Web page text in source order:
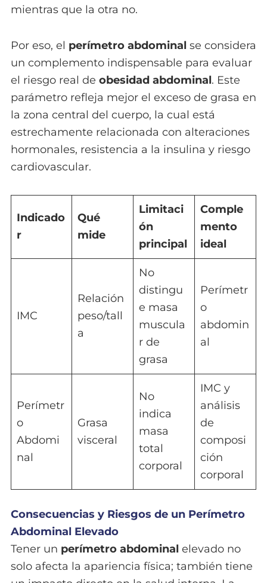
mientras que la otra no.
Por eso, el perímetro abdominal se considera
un complemento indispensable para evaluar
el riesgo real de obesidad abdominal. Este
parámetro refleja mejor el exceso de grasa en
la zona central del cuerpo, la cual está
estrechamente relacionada con alteraciones
hormonales, resistencia a la insulina y riesgo
cardiovascular.
Indicado
r
Qué
mide
Limitaci
ón
principal
Comple
mento
ideal
IMC
Relación
peso/tall
a
No
distingu
e masa
muscula
r de
grasa
Perímetr
o
abdomin
al
Perímetr
o
Abdomi
nal
Grasa
visceral
No
indica
masa
total
corporal
IMC y
análisis
de
composi
ción
corporal
Consecuencias y Riesgos de un Perímetro
Abdominal Elevado
Tener un perímetro abdominal elevado no
solo afecta la apariencia física; también tiene